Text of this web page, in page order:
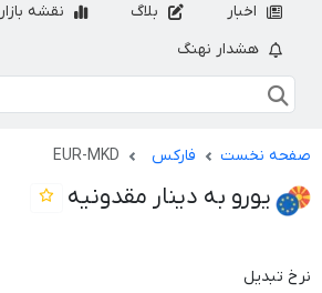
اخبار بلاگ نقشه بازار
هشدار نهنگ
صفحه نخست فارکس EUR-MKD
یورو به دینار مقدونیه
نرخ تبدیل